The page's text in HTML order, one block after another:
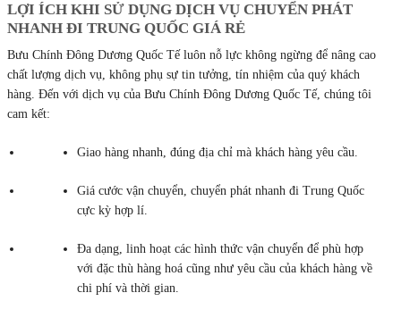
LỢI ÍCH KHI SỬ DỤNG DỊCH VỤ CHUYỂN PHÁT
NHANH ĐI TRUNG QUỐC GIÁ RẺ
Bưu Chính Đông Dương Quốc Tế luôn nỗ lực không ngừng để nâng cao
chất lượng dịch vụ, không phụ sự tin tưởng, tín nhiệm của quý khách
hàng. Đến với dịch vụ của Bưu Chính Đông Dương Quốc Tế, chúng tôi
cam kết:
Giao hàng nhanh, đúng địa chỉ mà khách hàng yêu cầu.
Giá cước vận chuyển, chuyển phát nhanh đi Trung Quốc
cực kỳ hợp lí.
Đa dạng, linh hoạt các hình thức vận chuyển để phù hợp
với đặc thù hàng hoá cũng như yêu cầu của khách hàng về
chi phí và thời gian.